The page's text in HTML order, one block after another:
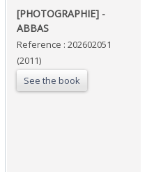
‎[PHOTOGRAPHIE] -
ABBAS‎
Reference : 202602051
(2011)
See the book